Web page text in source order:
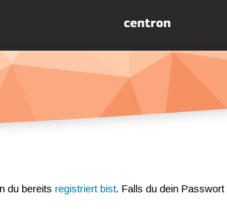
du bereits registriert bist. Falls du dein